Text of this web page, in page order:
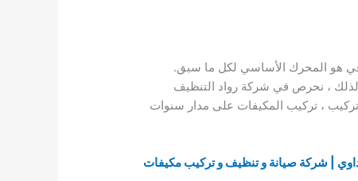
هو المحرك الأساسي لكل ما سبق.
لذلك ، نحرص في شركة رواد التنظيف
تركيب ، تركيب المكيفات على مدار سنوات
| شركة صيانة و تنظيف و تركيب مكيفات